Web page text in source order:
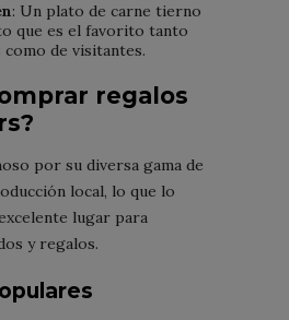
: Un plato de carne tierno
que es el favorito tanto
como de visitantes.
regalos
por su diversa gama de
local, lo que lo
lugar para
y regalos.